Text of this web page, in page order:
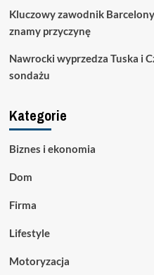
Kluczowy zawodnik
znamy przyczynę
Nawrocki wyprzedza Tuska i
sondażu
Kategorie
Biznes i ekonomia
Dom
Firma
Lifestyle
Motoryzacja